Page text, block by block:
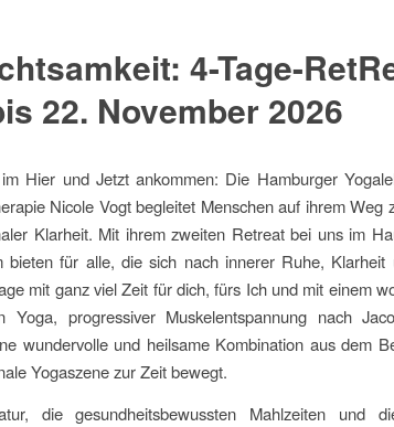
4-Tage-
22. November 2026
Hier und Jetzt ankommen: Die Hamburger
Nicole Vogt begleitet Menschen auf ihrem Weg
Klarheit. Mit ihrem zweiten Retreat bei uns im
bieten für alle, die sich nach innerer Ruhe, Klarheit
mit ganz viel Zeit für dich, fürs Ich und mit einem
progressiver Muskelentspannung nach
wundervolle und heilsame Kombination aus dem
Yogaszene zur Zeit bewegt.
die gesundheitsbewussten Mahlzeiten und